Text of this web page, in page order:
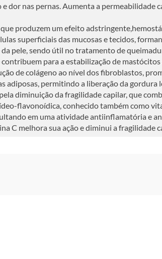
dor nas pernas. Aumenta a
produzem um efeito
superficiais das mucosas e tecidos,
pele, sendo útil no tratamento de
para a estabilização de
de colágeno ao nível dos fibroblastos,
adiposas, permitindo a liberação da
diminuição da fragilidade capilar, que
flavonoídica, conhecido também como
em uma atividade antiinflamatória e
C melhora sua ação e diminui a fragilidade